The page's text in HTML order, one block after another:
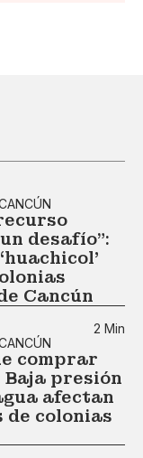
desafío":
Cancún
2 Min
comprar
presión
afectan
colonias